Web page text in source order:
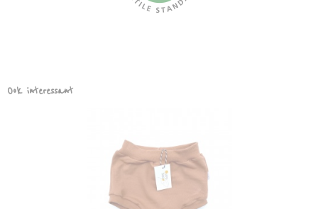
Ook interessant